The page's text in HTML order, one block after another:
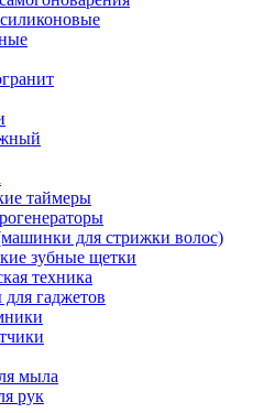
таймеры
для стрижки волос)
зубные щетки
техника
гаджетов
мыла
рук